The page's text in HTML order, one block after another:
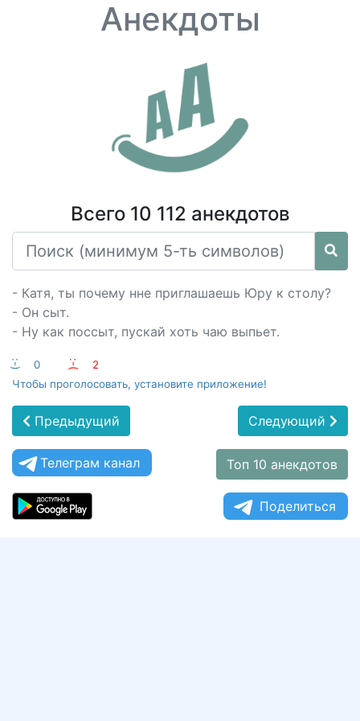
Анекдоты
Всего 10 112 анекдотов
- Катя, ты почему нне приглашаешь Юру к столу?
- Он сыт.
- Ну как поссыт, пускай хоть чаю выпьет.
:-) 0 :-(
2
Чтобы проголосовать, установите приложение!
Предыдущий Следующий
Телеграм канал Топ 10 анекдотов
Поделиться